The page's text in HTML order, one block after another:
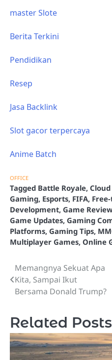
master Slote
Berita Terkini
Pendidikan
Resep
Jasa Backlink
Slot gacor terpercaya
Anime Batch
OFFICE
Tagged Battle Royale,
Gaming, Esports, FIFA,
Development, Game
Game Updates, Gaming
Platforms, Gaming Tips,
Multiplayer Games, Online
Post
navigation
Memangnya Sekuat Apa
Kita, Sampai Ikut
Bersama Donald Trump?
Related Posts